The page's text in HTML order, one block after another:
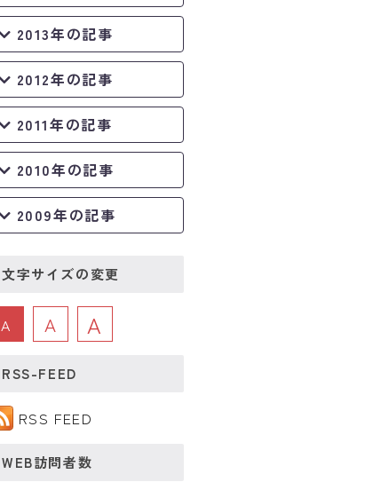
2013年の記事
2012年の記事
2011年の記事
2010年の記事
2009年の記事
文字サイズの変更
A A A
RSS-FEED
RSS FEED
WEB訪問者数